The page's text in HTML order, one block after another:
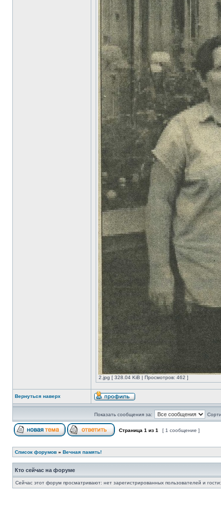
2.jpg [ 328.04 KiB | Просмотров: 462 ]
Вернуться наверх
Показать сообщения за:
Страница 1 из 1 [ 1 сообщение ]
Список форумов » Вечная память!
Кто сейчас на форуме
Сейчас этот форум просматривают: нет зарегистрированных пользователей и